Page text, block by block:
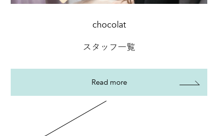
chocolat
スタッフ一覧
Read more